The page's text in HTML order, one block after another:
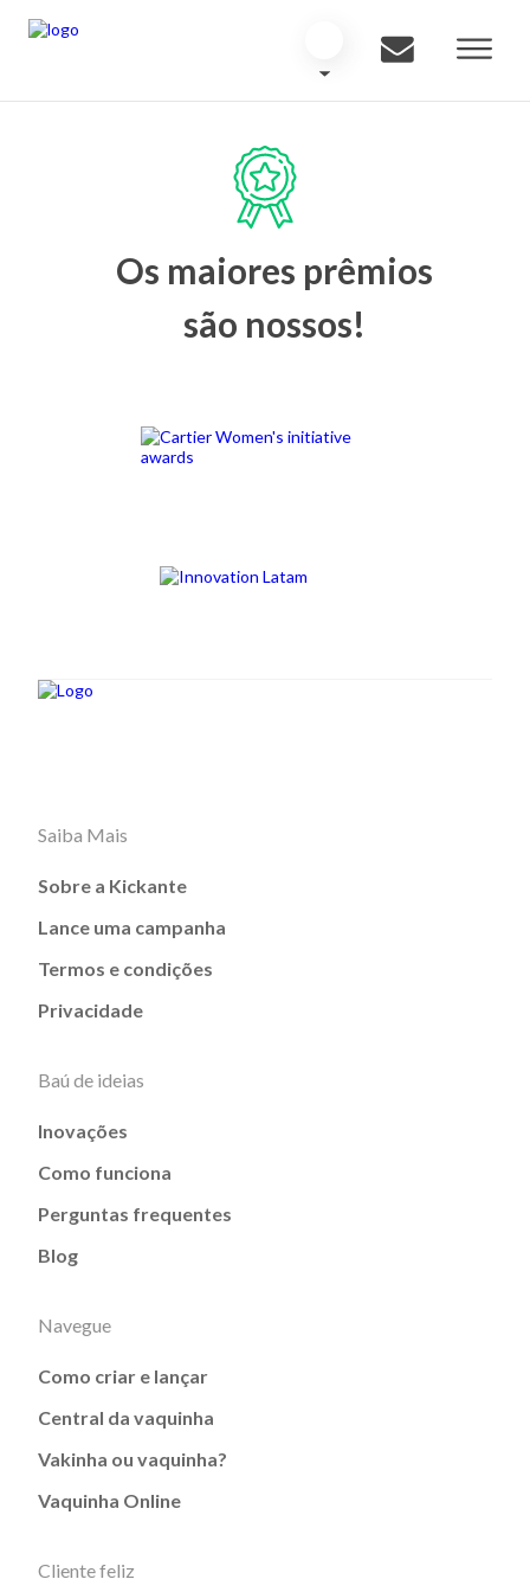
Os maiores prêmios
são nossos!
Saiba Mais
Sobre a Kickante
Lance uma campanha
Termos e condições
Privacidade
Baú de ideias
Inovações
Como funciona
Perguntas frequentes
Blog
Navegue
Como criar e lançar
Central da vaquinha
Vakinha ou vaquinha?
Vaquinha Online
Cliente feliz